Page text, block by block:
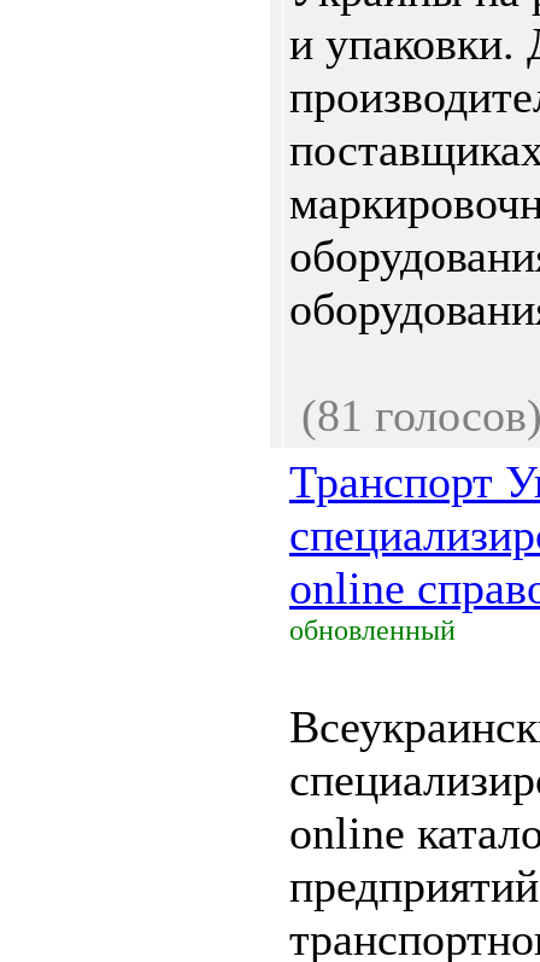
и упаковки.
(81
Транспорт
online
обновленный
online